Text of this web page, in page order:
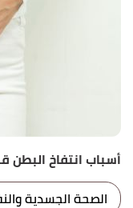
أسباب انتفاخ البطن
الصحة الجسدية